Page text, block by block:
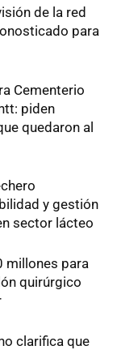
de la red
para
Cementerio
piden
quedaron al
y gestión
sector lácteo
millones para
quirúrgico
clarifica que